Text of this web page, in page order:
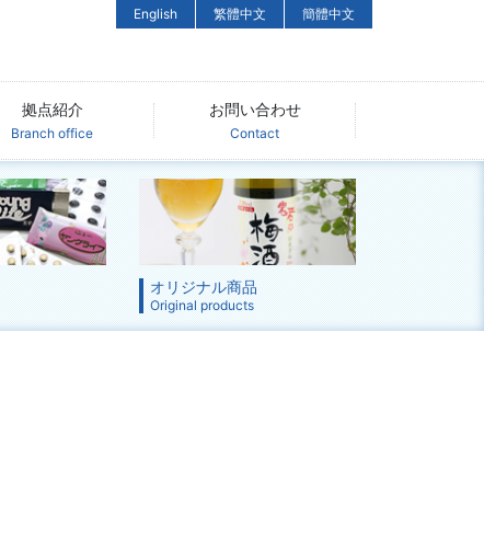
English 繁體中文 簡體中文
拠点紹介
Branch office
お問い合わせ
Contact
オリジナル商品
Original products